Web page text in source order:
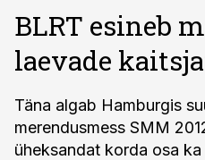
BLRT esineb
laevade
Täna algab Hamburgis
merendusmess SMM
üheksandat korda osa